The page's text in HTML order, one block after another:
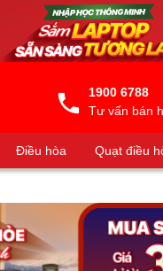
1900 6788
Tư vấn bán
Điều hòa Quạt điều
Máy lọc nước